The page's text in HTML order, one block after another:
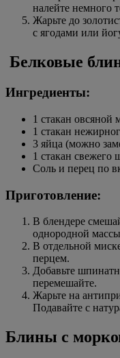
налейте немного
Жарьте до
с ягодами или
Белковые
Ингредиенты:
1 стакан овсяной
1 стакан
3 яйца (можно
1 стакан свежего
Соль и перец по
Приготовление:
В блендере
однородной
В отдельной
перцем.
Добавьте
перемешайте.
Жарьте на
Подавайте с
Блины с